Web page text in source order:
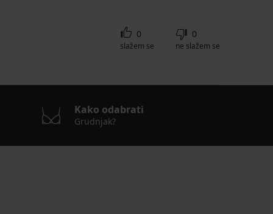
0
slažem se
0
ne slažem se
Kako odabrati
Grudnjak?